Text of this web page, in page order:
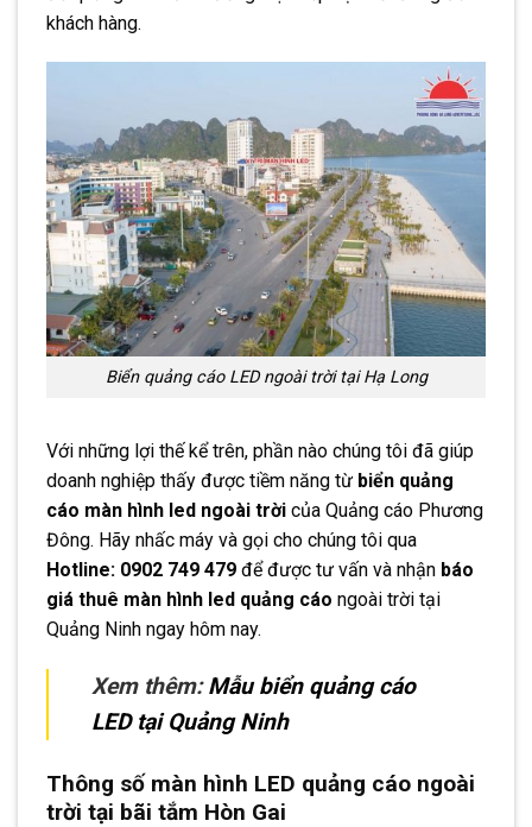
khách hàng.
Biển quảng cáo LED ngoài trời tại Hạ Long
Với những lợi thế kể trên, phần nào chúng tôi đã giúp
doanh nghiệp thấy được tiềm năng từ biển quảng
cáo màn hình led ngoài trời của Quảng cáo Phương
Đông. Hãy nhấc máy và gọi cho chúng tôi qua
Hotline: 0902 749 479 để được tư vấn và nhận báo
giá thuê màn hình led quảng cáo ngoài trời tại
Quảng Ninh ngay hôm nay.
Xem thêm:Mẫu biển quảng cáo
LED tại Quảng Ninh
Thông số màn hình LED quảng cáo ngoài
trời tại bãi tắm Hòn Gai